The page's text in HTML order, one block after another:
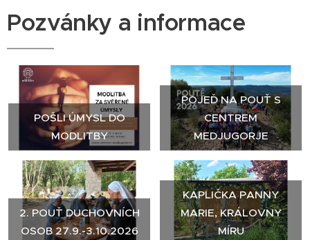
Pozvánky a informace
POŠLI ÚMYSL DO
MODLITBY
POJEĎ NA POUŤ S
CENTREM
MEDJUGORJE
2. POUŤ DUCHOVNÍCH
OSOB 27.9.-3.10.2026
KAPLIČKA PANNY
MARIE, KRÁLOVNY
MÍRU